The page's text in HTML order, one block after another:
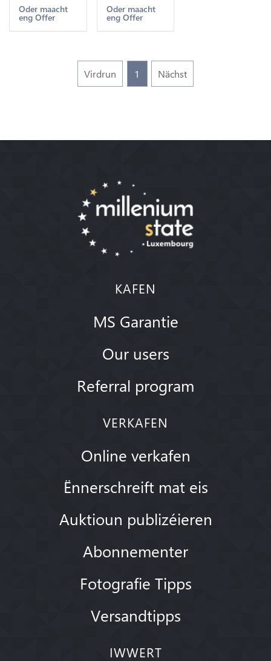
XV Cayenne
1789 A
Oder maacht
eng Offer
Colonies
1828 A
Oder maacht
eng Offer
Virdrun 1 Nächst
KAFEN
MS Garantie
Our users
Referral program
VERKAFEN
Online verkafen
Ënnerschreift mat eis
Auktioun publizéieren
Abonnementer
Fotografie Tipps
Versandtipps
IWWERT